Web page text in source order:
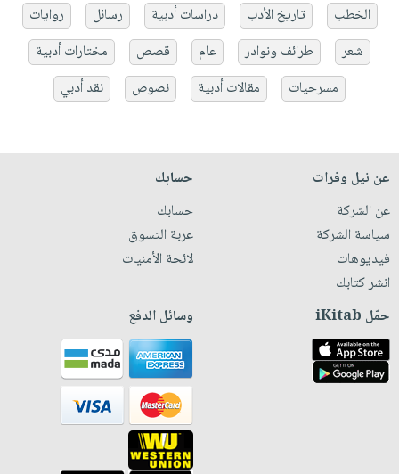
الخطب
تاريخ الأدب دراسات أدبية رسائل
روايات
شعر
طرائف ونوادر عام قصص
مختارات أدبية
مسرحيات
مقالات أدبية نصوص نقد أدبي
عن نيل وفرات
عن الشركة
سياسة الشركة
فيديوهات
انشر كتابك
حسابك
حسابك
عربة التسوق
لائحة الأمنيات
حمّل iKitab وسائل الدفع